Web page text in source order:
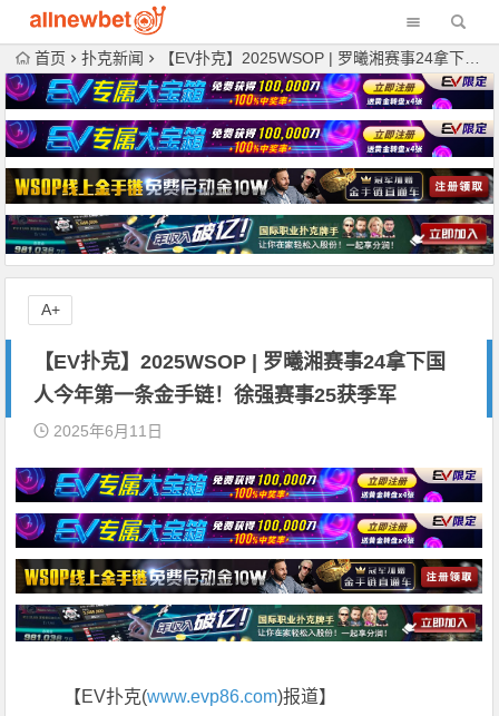
首页 扑克新闻 【EV扑克】2025WSOP | 罗曦湘赛事24拿下国人今年第一条金手链！徐强赛事25获季军
【EV扑克】2025WSOP | 罗曦湘赛事24拿下国
人今年第一条金手链！徐强赛事25获季军
2025年6月11日
【EV扑克(www.evp86.com)报道】
A+